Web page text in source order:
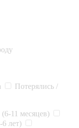
Потерялись /
11 месяцев)
лет)